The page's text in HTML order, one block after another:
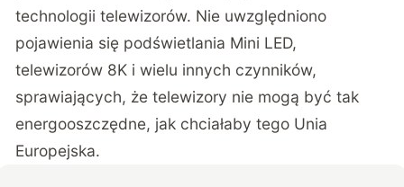
technologii telewizorów. Nie uwzględniono
pojawienia się podświetlania Mini LED,
telewizorów 8K i wielu innych czynników,
sprawiających, że telewizory nie mogą być tak
energooszczędne, jak chciałaby tego Unia
Europejska.